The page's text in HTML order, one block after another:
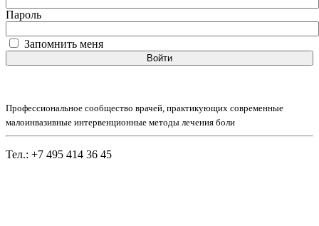
Пароль
Запомнить меня
Войти
Профессиональное сообщество врачей, практикующих современные
малоинвазивные интервенционные методы лечения боли
Тел.: +7 495 414 36 45